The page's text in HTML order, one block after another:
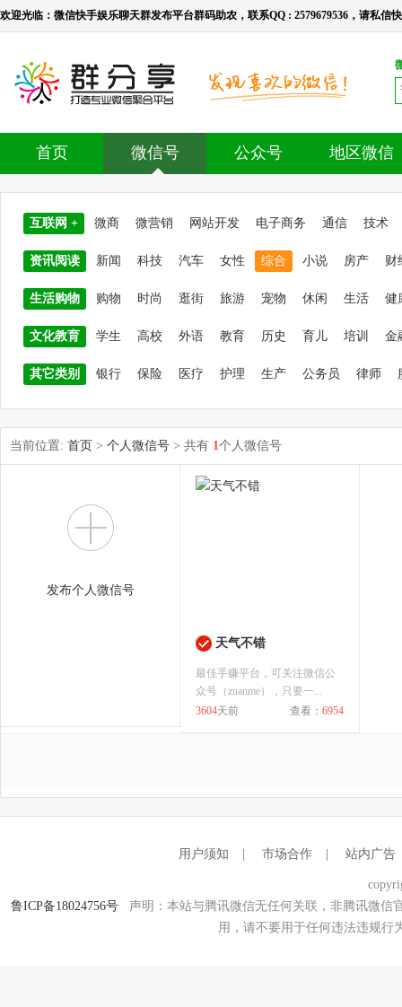
欢迎光临：微信快手娱乐聊天群发布平台群码助农，联系QQ : 2579679536，请私信
首页 微信号 公众号 地区微信
互联网 + 微商 微营销 网站开发 电子商务 通信 技术
资讯阅读 新闻 科技 汽车 女性 综合 小说 房产 财
生活购物 购物 时尚 逛街 旅游 宠物 休闲 生活 健
文化教育 学生 高校 外语 教育 历史 育儿 培训 金
其它类别 银行 保险 医疗 护理 生产 公务员 律师
当前位置: 首页 > 个人微信号 > 共有 1个人微信号
发布个人微信号
天气不错
最佳手赚平台，可关注微信公
众号（zuanme），只要一...
3604天前 查看： 6954
用户须知 市场合作 站内广告
鲁ICP备18024756号 声明：本站与腾讯微信无任何关联，非腾讯微信
用，请不要用于任何违法违规行